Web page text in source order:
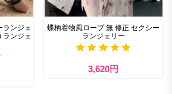
ランジェ
ランジェ
蝶柄着物風ローブ 無 修正 セクシー
ランジェリー
3,620円